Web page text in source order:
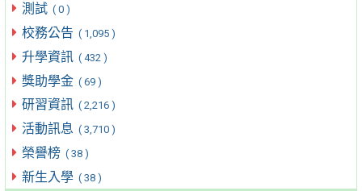
測試 ( 0 )
校務公告 ( 1,095 )
升學資訊 ( 432 )
獎助學金 ( 69 )
研習資訊 ( 2,216 )
活動訊息 ( 3,710 )
榮譽榜 ( 38 )
新生入學 ( 38 )